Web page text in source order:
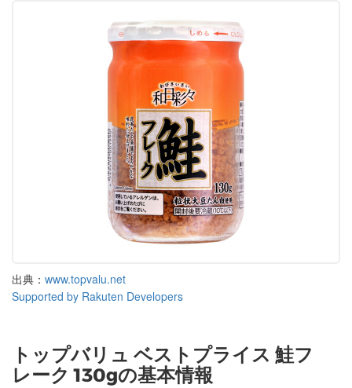
出典： www.topvalu.net
Supported by Rakuten Developers
トップバリュ ベストプライス 鮭フ
レーク 130gの基本情報